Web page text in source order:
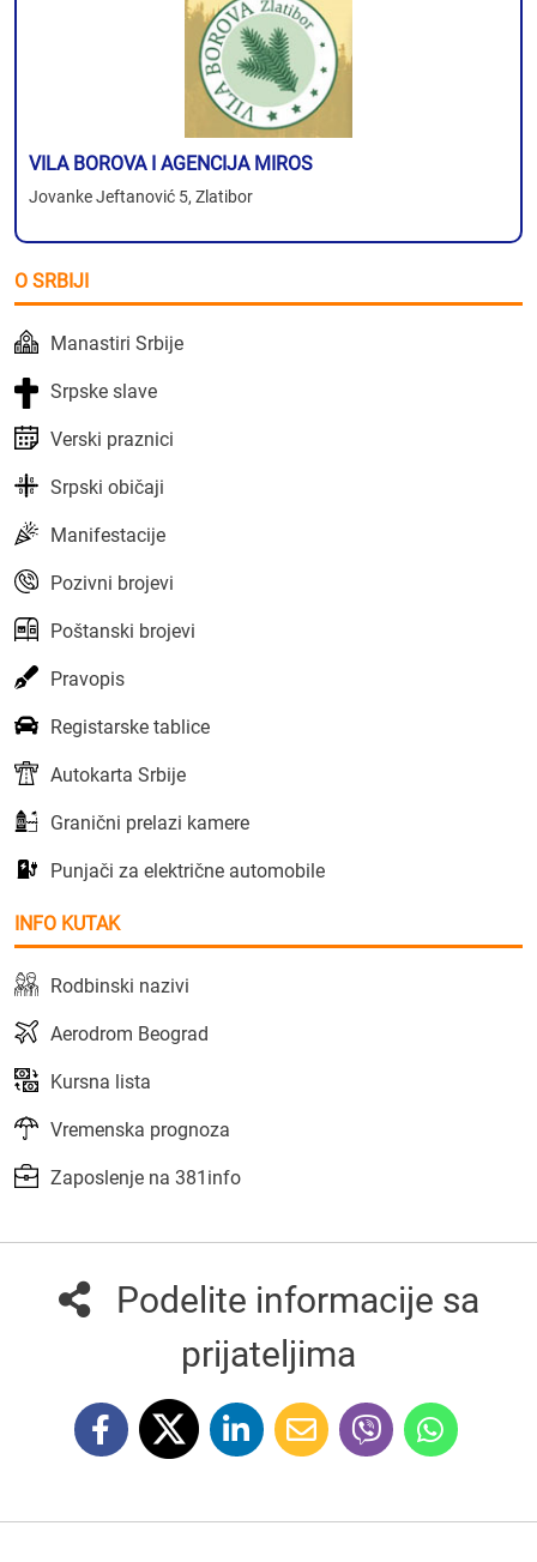
VILA BOROVA I AGENCIJA MIROS
Jovanke Jeftanović 5, Zlatibor
O SRBIJI
Manastiri Srbije
Srpske slave
Verski praznici
Srpski običaji
Manifestacije
Pozivni brojevi
Poštanski brojevi
Pravopis
Registarske tablice
Autokarta Srbije
Granični prelazi kamere
Punjači za električne automobile
INFO KUTAK
Rodbinski nazivi
Aerodrom Beograd
Kursna lista
Vremenska prognoza
Zaposlenje na 381info
Podelite informacije sa
prijateljima